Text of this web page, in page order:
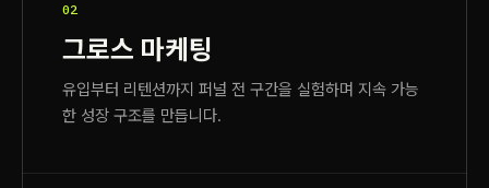
02
그로스 마케팅
유입부터 리텐션까지 퍼널 전 구간을 실험하며 지속 가능
한 성장 구조를 만듭니다.